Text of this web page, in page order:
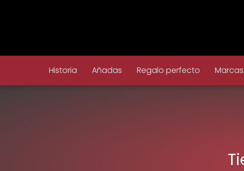
Historia Añadas Regalo perfecto Marcas